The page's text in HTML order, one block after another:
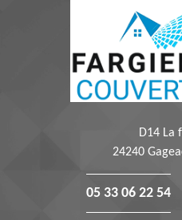
D14 La
24240
05 33 06 22 54